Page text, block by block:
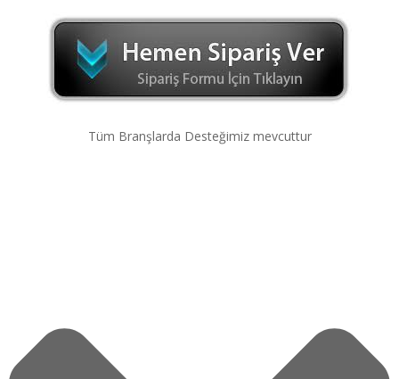
Tüm Branşlarda Desteğimiz mevcuttur